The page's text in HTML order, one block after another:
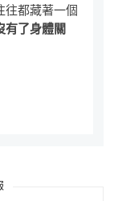
往都藏著一個
有了身體關